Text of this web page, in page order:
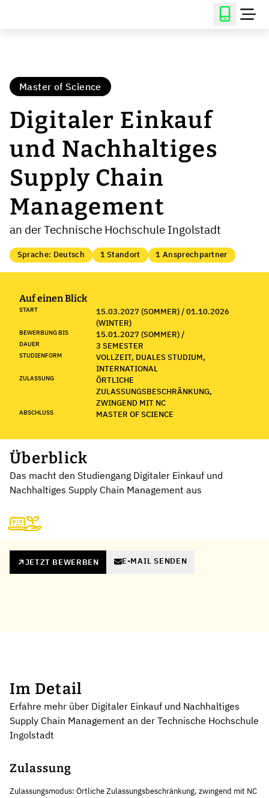
Master of Science
Digitaler Einkauf
und Nachhaltiges
Supply Chain
Management
an der Technische Hochschule Ingolstadt
Sprache: Deutsch 1 Standort 1 Ansprechpartner
Auf einen Blick
START
15.03.2027 (SOMMER) / 01.10.2026
(WINTER)
BEWERBUNG BIS 15.01.2027 (SOMMER) /
DAUER 3 SEMESTER
STUDIENFORM
VOLLZEIT, DUALES STUDIUM,
INTERNATIONAL
ZULASSUNG
ÖRTLICHE
ZULASSUNGSBESCHRÄNKUNG,
ZWINGEND MIT NC
ABSCHLUSS MASTER OF SCIENCE
Überblick
Das macht den Studiengang Digitaler Einkauf und
Nachhaltiges Supply Chain Management aus
JETZT BEWERBEN E-MAIL SENDEN
Im Detail
Erfahre mehr über Digitaler Einkauf und Nachhaltiges
Supply Chain Management an der Technische Hochschule
Ingolstadt
Zulassung
Zulassungsmodus: Örtliche Zulassungsbeschränkung, zwingend mit NC